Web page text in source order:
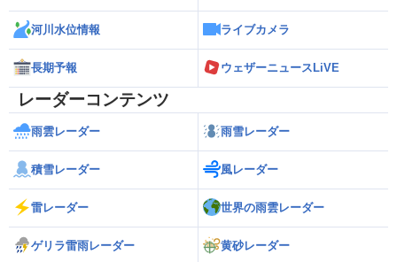
河川水位情報 ライブカメラ
長期予報 ウェザーニュースLiVE
レーダーコンテンツ
雨雲レーダー 雨雪レーダー
積雪レーダー 風レーダー
雷レーダー 世界の雨雲レーダー
ゲリラ雷雨レーダー 黄砂レーダー